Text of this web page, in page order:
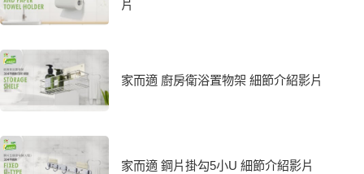
片
家而適 廚房衛浴置物架 細節介紹影片
家而適 鋼片掛勾5小U 細節介紹影片